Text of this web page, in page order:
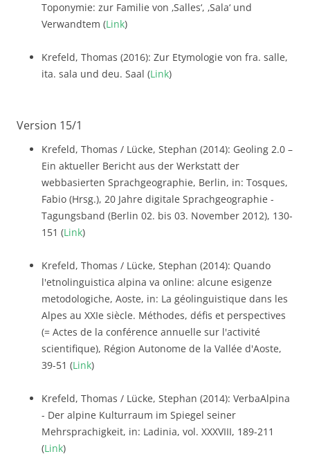
Toponymie: zur Familie von ‚Salles‘, ‚Sala‘ und
Verwandtem (Link)
Krefeld, Thomas (2016): Zur Etymologie von fra. salle,
ita. sala und deu. Saal (Link)
Version 15/1
Krefeld, Thomas / Lücke, Stephan (2014): Geoling 2.0 –
Ein aktueller Bericht aus der Werkstatt der
webbasierten Sprachgeographie, Berlin, in: Tosques,
Fabio (Hrsg.), 20 Jahre digitale Sprachgeographie -
Tagungsband (Berlin 02. bis 03. November 2012), 130-
151 (Link)
Krefeld, Thomas / Lücke, Stephan (2014): Quando
l'etnolinguistica alpina va online: alcune esigenze
metodologiche, Aoste, in: La géolinguistique dans les
Alpes au XXIe siècle. Méthodes, défis et perspectives
(= Actes de la conférence annuelle sur l'activité
scientifique), Région Autonome de la Vallée d'Aoste,
39-51 (Link)
Krefeld, Thomas / Lücke, Stephan (2014): VerbaAlpina
- Der alpine Kulturraum im Spiegel seiner
Mehrsprachigkeit, in: Ladinia, vol. XXXVIII, 189-211
(Link)